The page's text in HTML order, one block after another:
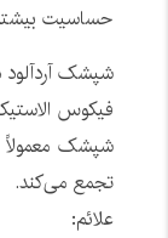
حساسیت
شپشک
فیکوس
شپشک
تجمع می‌کند.
علائم: